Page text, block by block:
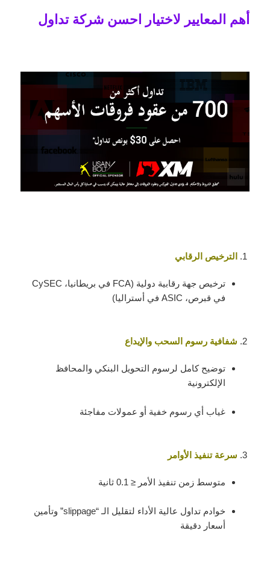
أهم المعايير لاختيار احسن شركة تداول
الترخيص الرقابي
ترخيص جهة رقابية دولية (FCA في بريطانيا، CySEC
في قبرص، ASIC في أستراليا)
شفافية رسوم السحب والإيداع
توضيح كامل لرسوم التحويل البنكي والمحافظ
الإلكترونية
غياب أي رسوم خفية أو عمولات مفاجئة
سرعة تنفيذ الأوامر
متوسط زمن تنفيذ الأمر ≤ 0.1 ثانية
خوادم تداول عالية الأداء لتقليل الـ “slippage” وتأمين
أسعار دقيقة